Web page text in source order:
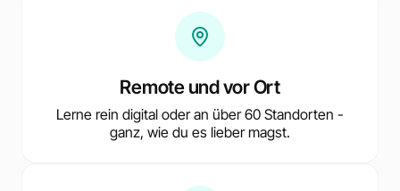
Remote und vor Ort
Lerne rein digital oder an über 60 Standorten -
ganz, wie du es lieber magst.